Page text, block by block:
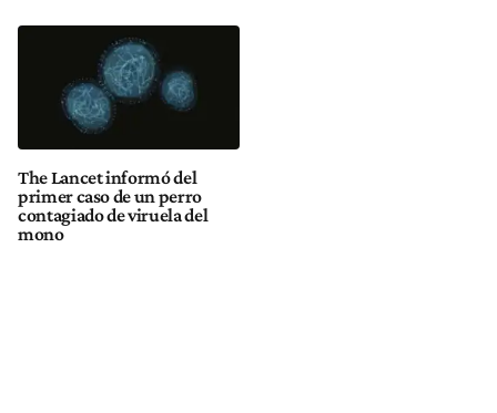
The Lancet informó del
primer caso de un perro
contagiado de viruela del
mono